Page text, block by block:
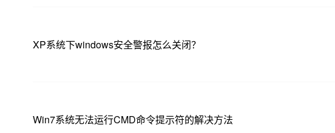
XP系统下windows安全警报怎么关闭？
Win7系统无法运行CMD命令提示符的解决方法